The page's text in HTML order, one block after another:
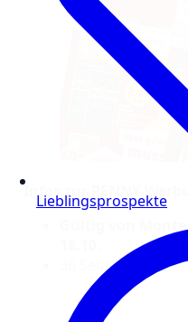
Infos zur PENNY
Gültig von
36 Seiten
Lieblingsprospekte